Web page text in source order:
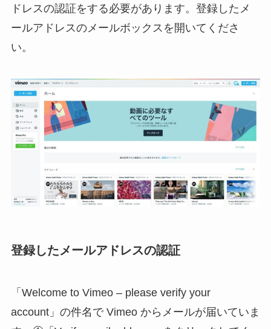
ドレスの認証をする必要があります。登録したメ
ールアドレスのメールボックスを開いてくださ
い。
登録したメールアドレスの認証
「Welcome to Vimeo – please verify your
account」の件名で Vimeo からメールが届いていま